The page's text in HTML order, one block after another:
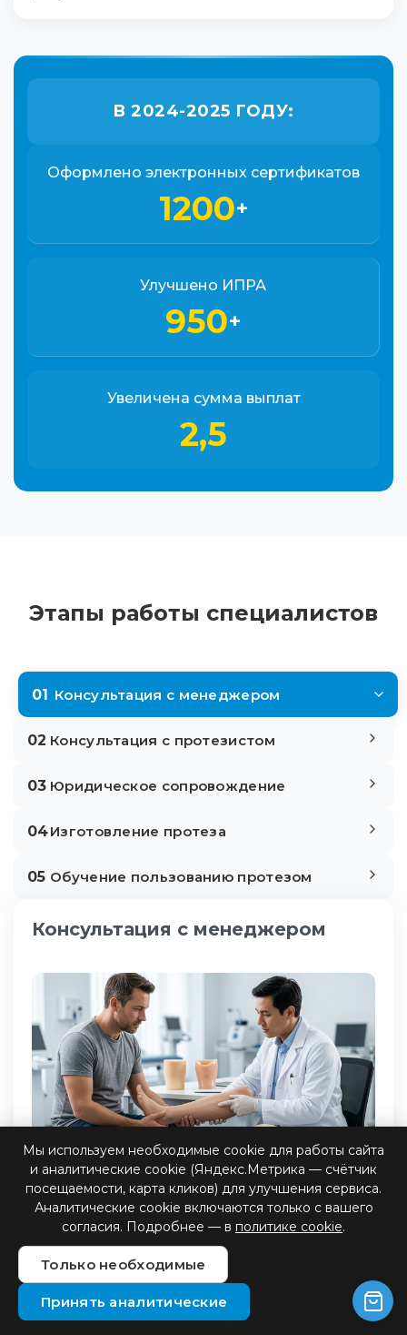
В 2024-2025 ГОДУ:
Оформлено электронных сертификатов
1200+
Улучшено ИПРА
950+
Увеличена сумма выплат
2,5
Этапы работы специалистов
01 Консультация с менеджером
02 Консультация с протезистом
03 Юридическое сопровождение
04Изготовление протеза
05 Обучение пользованию протезом
Консультация с менеджером
Обращаясь в наш центр, вы получаете полную
поддержку. Мы определяем стратегию
изготовления протеза конечности, проверяем
наличие документов, медицинские
заключения и состояние ИПРА, чтобы
оформить финансирование.
Мы используем необходимые cookie для работы сайта
и аналитические cookie (Яндекс.Метрика — счётчик
посещаемости, карта кликов) для улучшения сервиса.
Аналитические cookie включаются только с вашего
согласия. Подробнее — в политике cookie.
Только необходимые
Принять аналитические